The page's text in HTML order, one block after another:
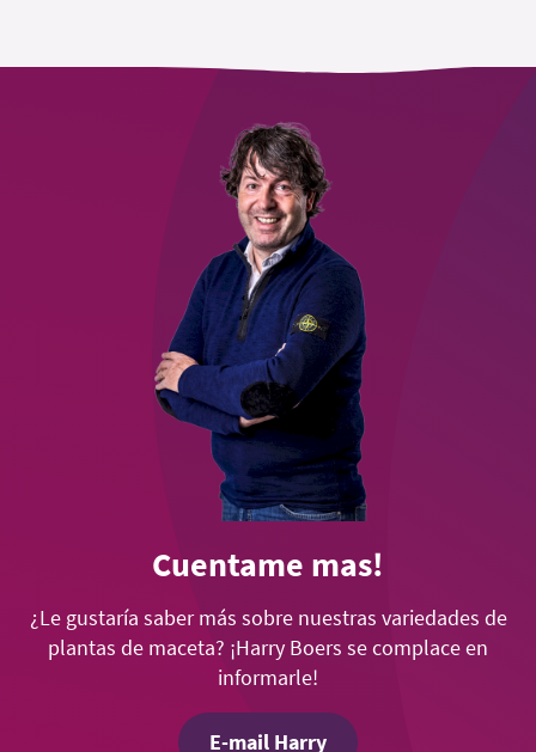
Cuentame mas!
¿Le gustaría saber más sobre nuestras variedades de
plantas de maceta? ¡Harry Boers se complace en
informarle!
E-mail Harry